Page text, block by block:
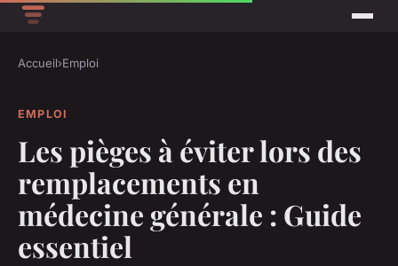
Accueil›Emploi
EMPLOI
Les pièges à éviter lors des
remplacements en
médecine générale : Guide
essentiel